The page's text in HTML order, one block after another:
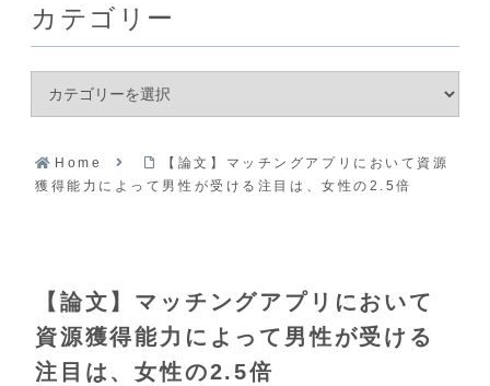
カテゴリー
Home
【論文】マッチングアプリにおいて資源
獲得能力によって男性が受ける注目は、女性の2.5倍
【論文】マッチングアプリにおいて
資源獲得能力によって男性が受ける
注目は、女性の2.5倍